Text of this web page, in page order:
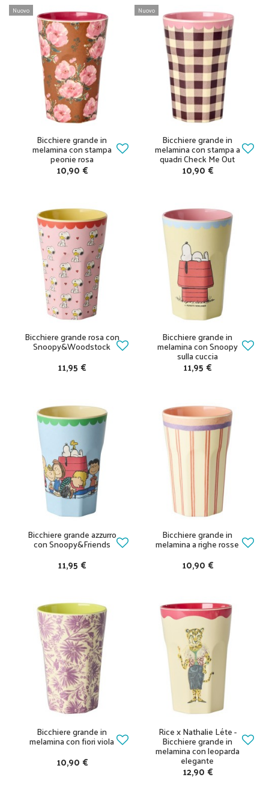
Nuovo
Bicchiere grande in
melamina con stampa
peonie rosa
10,90 €
Nuovo
Bicchiere grande in
melamina con stampa a
quadri Check Me Out
10,90 €
Bicchiere grande rosa con
Snoopy&Woodstock
11,95 €
Bicchiere grande in
melamina con Snoopy
sulla cuccia
11,95 €
Bicchiere grande azzurro
con Snoopy&Friends
11,95 €
Bicchiere grande in
melamina a righe rosse
10,90 €
Bicchiere grande in
melamina con fiori viola
10,90 €
Rice x Nathalie Léte -
Bicchiere grande in
melamina con leoparda
elegante
12,90 €